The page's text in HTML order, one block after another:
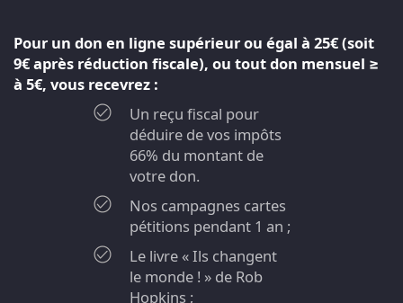
Pour un don en ligne supérieur ou égal à 25€ (soit
9€ après réduction fiscale), ou tout don mensuel ≥
à 5€, vous recevrez :
Un reçu fiscal pour
déduire de vos impôts
66% du montant de
votre don.
Nos campagnes cartes
pétitions pendant 1 an ;
Le livre « Ils changent
le monde ! » de Rob
Hopkins ;